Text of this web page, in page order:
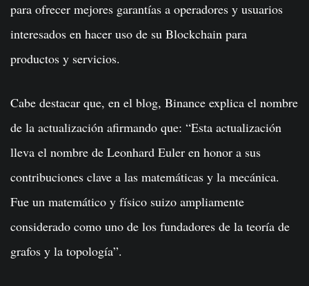
para ofrecer mejores garantías a operadores y usuarios
interesados en hacer uso de su Blockchain para
productos y servicios.
Cabe destacar que, en el blog, Binance explica el nombre
de la actualización afirmando que: “Esta actualización
lleva el nombre de Leonhard Euler en honor a sus
contribuciones clave a las matemáticas y la mecánica.
Fue un matemático y físico suizo ampliamente
considerado como uno de los fundadores de la teoría de
grafos y la topología”.